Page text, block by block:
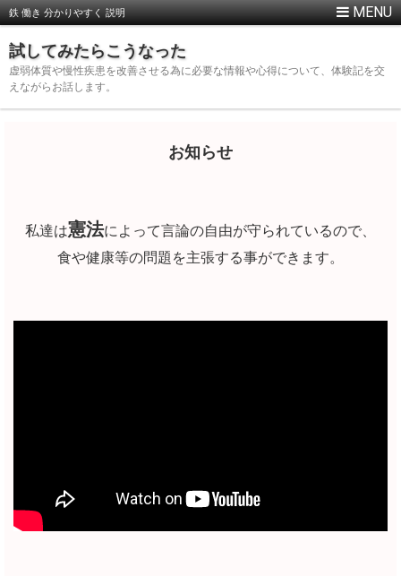
鉄 働き 分かりやすく 説明
試してみたらこうなった
虚弱体質や慢性疾患を改善させる為に必要な情報や心得について、体験記を交
えながらお話します。
お知らせ
私達は憲法によって言論の自由が守られているので、
食や健康等の問題を主張する事ができます。